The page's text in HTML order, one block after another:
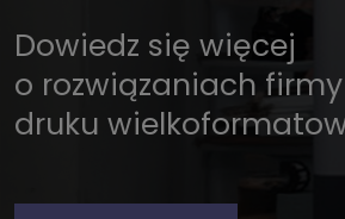
Dowiedz się więcej
o rozwiązaniach
druku